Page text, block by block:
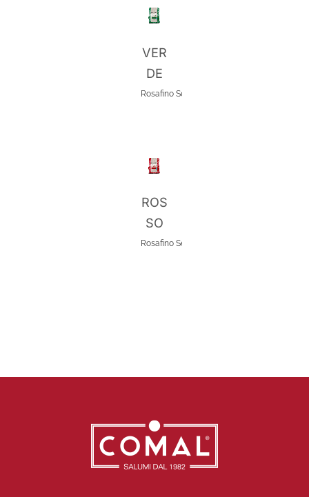
VER
DE
Rosafino Selection
ROS
SO
Rosafino Selection